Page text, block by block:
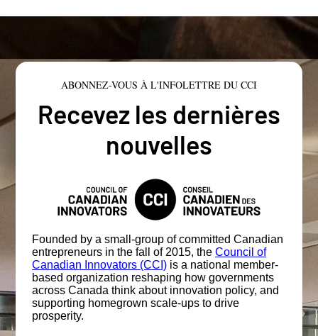
ABONNEZ-VOUS À L'INFOLETTRE DU CCI
Recevez les dernières
nouvelles